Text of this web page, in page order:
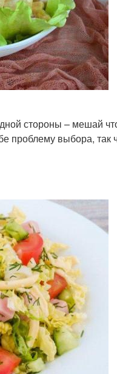
стороны – мешай
проблему выбора, так